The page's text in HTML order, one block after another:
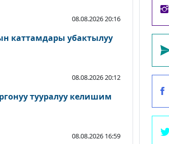
08.08.2026 20:16
каттамдары убактылуу
08.08.2026 20:12
тууралуу келишим
08.08.2026 16:59